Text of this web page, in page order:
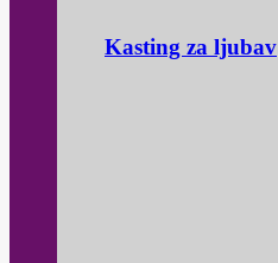
Kasting za ljubav